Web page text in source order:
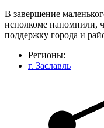
В завершение
исполкоме напомнили,
поддержку города и
Регионы:
г. Заславль